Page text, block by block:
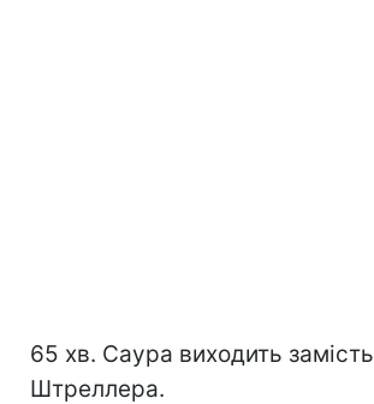
65 хв. Саура виходить замість
Штреллера.